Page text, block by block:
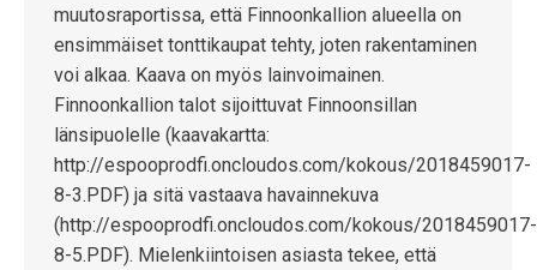
muutosraportissa, että Finnoonkallion alueella on
ensimmäiset tonttikaupat tehty, joten rakentaminen
voi alkaa. Kaava on myös lainvoimainen.
Finnoonkallion talot sijoittuvat Finnoonsillan
länsipuolelle (kaavakartta:
http://espooprodfi.oncloudos.com/kokous/2018459017-
8-3.PDF) ja sitä vastaava havainnekuva
(http://espooprodfi.oncloudos.com/kokous/2018459017-
8-5.PDF). Mielenkiintoisen asiasta tekee, että